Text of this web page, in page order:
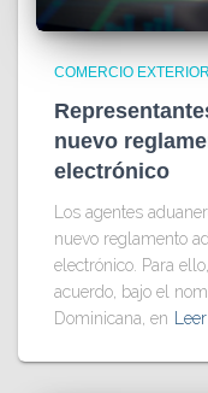
COMERCIO EXTERIOR
nuevo
electrónico
Los agentes
nuevo reglamento
electrónico. Para
acuerdo, bajo el
Dominicana, en